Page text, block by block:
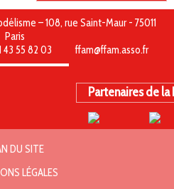
– 108, rue Saint-Maur - 75011
Paris
43 55 82 03 ffam@ffam.asso.fr
Partenaires de la
DU SITE
LÉGALES